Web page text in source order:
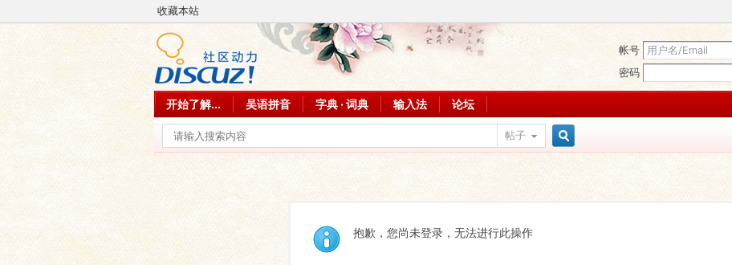
收藏本站
帐号
密码
开始了解... 吴语拼音 字典 · 词典 输入法 论坛
帖子
抱歉，您尚未登录，无法进行此操作